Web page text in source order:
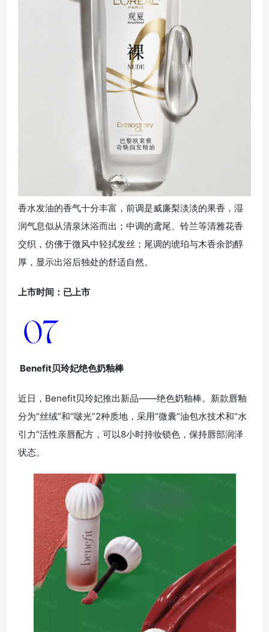
香水发油的香气十分丰富，前调是威廉梨淡淡的果香，湿
润气息似从清泉沐浴而出；中调的鸢尾、铃兰等清雅花香
交织，仿佛于微风中轻拭发丝；尾调的琥珀与木香余韵醇
厚，显示出浴后独处的舒适自然。
上市时间：已上市
Benefit贝玲妃绝色奶釉棒
近日，Benefit贝玲妃推出新品——绝色奶釉棒。新款唇釉
分为“丝绒”和“啵光”2种质地，采用“微囊”油包水技术和“水
引力”活性亲唇配方，可以8小时持妆锁色，保持唇部润泽
状态。